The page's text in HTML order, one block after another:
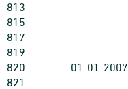
813
815
817
819
820
01-01-2007
821